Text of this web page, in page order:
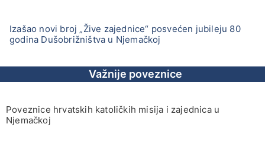
Izašao novi broj „Žive zajednice“ posvećen jubileju 80
godina Dušobrižništva u Njemačkoj
Važnije poveznice
Poveznice hrvatskih katoličkih misija i zajednica u
Njemačkoj